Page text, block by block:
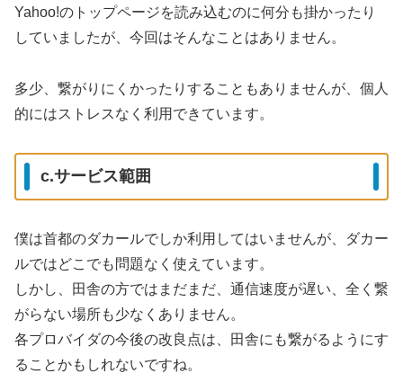
Yahoo!のトップページを読み込むのに何分も掛かったり
していましたが、今回はそんなことはありません。
多少、繋がりにくかったりすることもありませんが、個人
的にはストレスなく利用できています。
c.サービス範囲
僕は首都のダカールでしか利用してはいませんが、ダカー
ルではどこでも問題なく使えています。
しかし、田舎の方ではまだまだ、通信速度が遅い、全く繋
がらない場所も少なくありません。
各プロバイダの今後の改良点は、田舎にも繋がるようにす
ることかもしれないですね。